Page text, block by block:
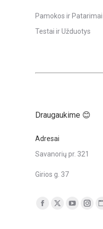
Pamokos ir Patarimai
Testai ir Užduotys
Draugaukime 😊
Adresai
Savanorių pr. 321
Girios g. 37
Find us on:
Facebook
X
YouTube